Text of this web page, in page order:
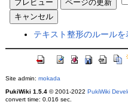
テキスト整形のルールを
Site admin: mokada
PukiWiki 1.5.4© 2001-2022 PukiWiki
convert time: 0.016 sec.